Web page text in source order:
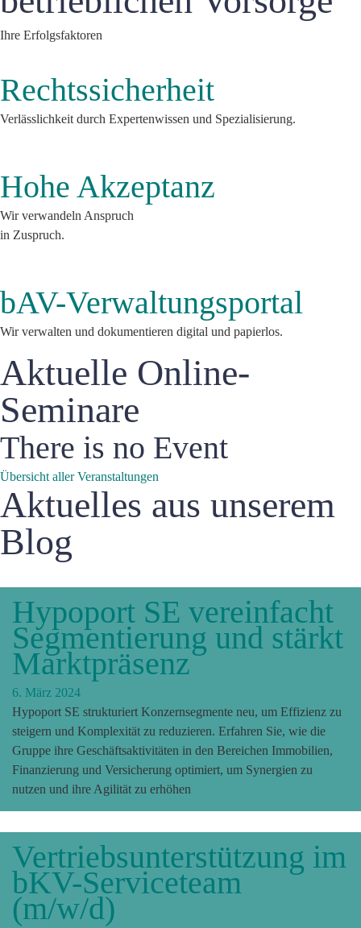
Ihre Erfolgsfaktoren
Rechtssicherheit
Verlässlichkeit durch Expertenwissen und Spezialisierung.
Hohe Akzeptanz
Wir verwandeln Anspruch
in Zuspruch.
bAV-Verwaltungsportal
Wir verwalten und dokumentieren digital und papierlos.
Aktuelle Online-
Seminare
There is no Event
Übersicht aller Veranstaltungen
Aktuelles aus unserem
Blog
Hypoport SE vereinfacht
Segmentierung und stärkt
Marktpräsenz
6. März 2024
Hypoport SE strukturiert Konzernsegmente neu, um Effizienz zu
steigern und Komplexität zu reduzieren. Erfahren Sie, wie die
Gruppe ihre Geschäftsaktivitäten in den Bereichen Immobilien,
Finanzierung und Versicherung optimiert, um Synergien zu
nutzen und ihre Agilität zu erhöhen
Vertriebsunterstützung im
bKV-Serviceteam
(m/w/d)